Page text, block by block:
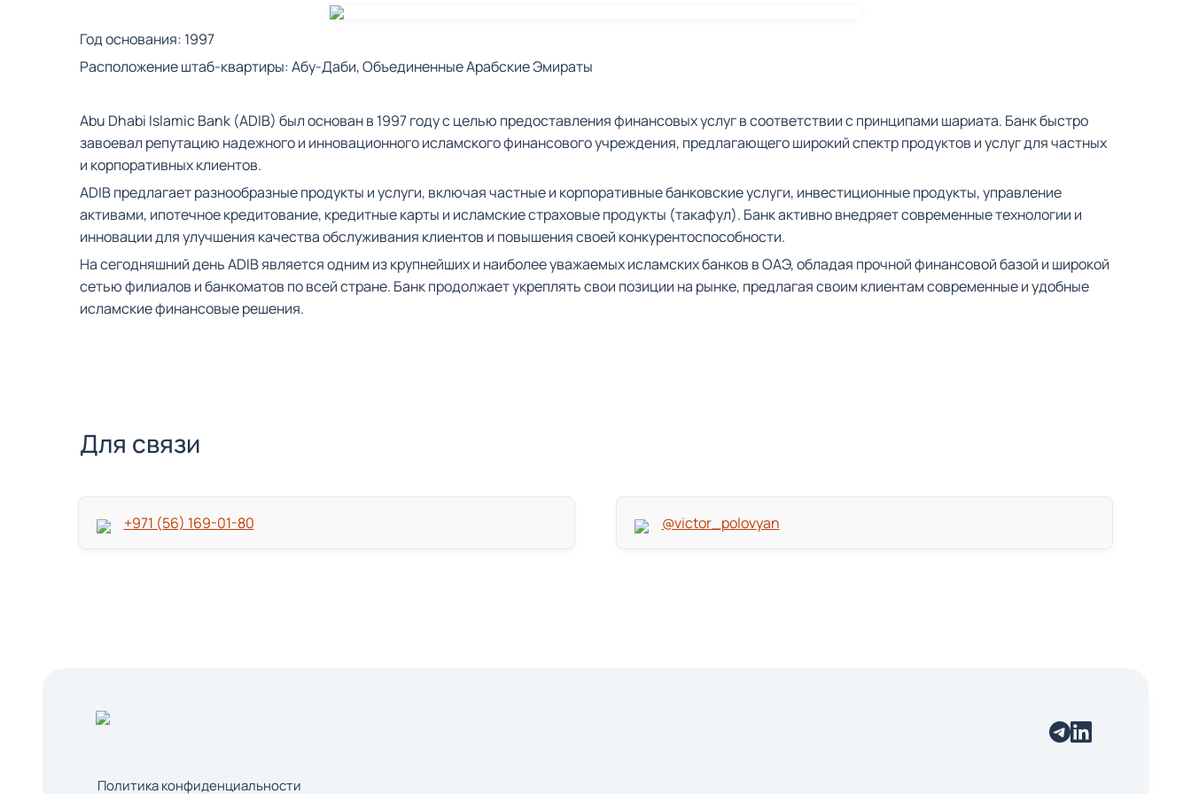
Год основания: 1997
Расположение штаб-квартиры: Абу-Даби, Объединенные Арабские Эмираты
Abu Dhabi Islamic Bank (ADIB) был основан в 1997 году с целью предоставления финансовых услуг в соответствии с принципами шариата. Банк быстро
завоевал репутацию надежного и инновационного исламского финансового учреждения, предлагающего широкий спектр продуктов и услуг для частных
и корпоративных клиентов.
ADIB предлагает разнообразные продукты и услуги, включая частные и корпоративные банковские услуги, инвестиционные продукты, управление
активами, ипотечное кредитование, кредитные карты и исламские страховые продукты (такафул). Банк активно внедряет современные технологии и
инновации для улучшения качества обслуживания клиентов и повышения своей конкурентоспособности.
На сегодняшний день ADIB является одним из крупнейших и наиболее уважаемых исламских банков в ОАЭ, обладая прочной финансовой базой и широкой
сетью филиалов и банкоматов по всей стране. Банк продолжает укреплять свои позиции на рынке, предлагая своим клиентам современные и удобные
исламские финансовые решения.
Для связи
+971 (56) 169-01-80 @victor_polovyan
Политика конфиденциальности